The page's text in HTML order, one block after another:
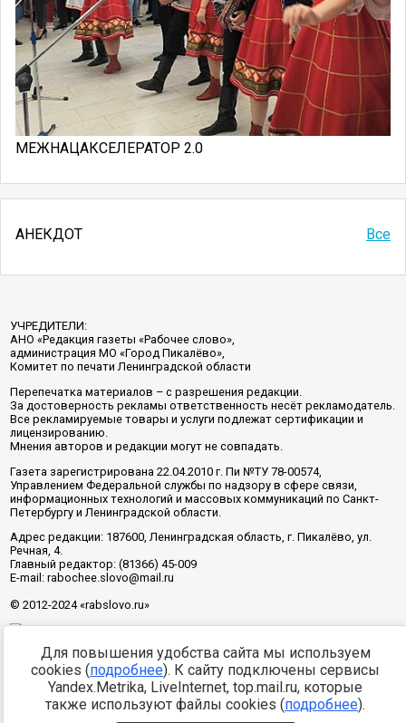
МЕЖНАЦАКСЕЛЕРАТОР 2.0
АНЕКДОТ Все
УЧРЕДИТЕЛИ:
АНО «Редакция газеты «Рабочее слово»,
администрация МО «Город Пикалёво»,
Комитет по печати Ленинградской области
Перепечатка материалов – с разрешения редакции.
За достоверность рекламы ответственность несёт рекламодатель.
Все рекламируемые товары и услуги подлежат сертификации и
лицензированию.
Мнения авторов и редакции могут не совпадать.
Газета зарегистрирована 22.04.2010 г. Пи №ТУ 78-00574,
Управлением Федеральной службы по надзору в сфере связи,
информационных технологий и массовых коммуникаций по Санкт-
Петербургу и Ленинградской области.
Адрес редакции: 187600, Ленинградская область, г. Пикалёво, ул.
Речная, 4.
Главный редактор: (81366) 45-009
E-mail: rabochee.slovo@mail.ru
© 2012-2024 «rabslovo.ru»
Разработка -
Для повышения удобства сайта мы используем
cookies (подробнее). К сайту подключены сервисы
Yandex.Metrika, LiveInternet, top.mail.ru, которые
также используют файлы cookies (подробнее).